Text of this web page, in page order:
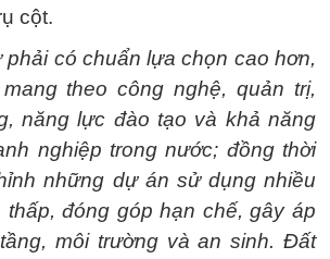
cột.
phải có chuẩn lựa chọn cao hơn,
theo công nghệ, quản trị,
năng lực đào tạo và khả năng
nghiệp trong nước; đồng thời
những dự án sử dụng nhiều
thấp, đóng góp hạn chế, gây áp
môi trường và an sinh. Đất